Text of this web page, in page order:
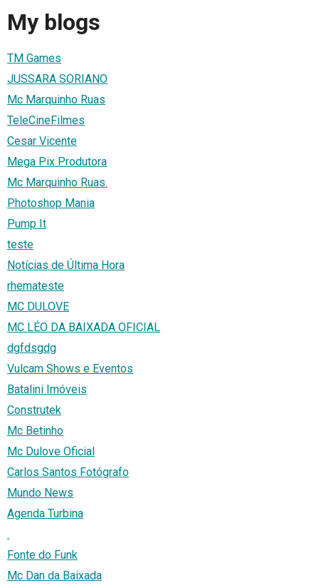
My blogs
TM Games
JUSSARA SORIANO
Mc Marquinho Ruas
TeleCineFilmes
Cesar Vicente
Mega Pix Produtora
Mc Marquinho Ruas.
Photoshop Mania
Pump It
teste
Notícias de Última Hora
rhemateste
MC DULOVE
MC LÉO DA BAIXADA OFICIAL
dgfdsgdg
Vulcam Shows e Eventos
Batalini Imóveis
Construtek
Mc Betinho
Mc Dulove Oficial
Carlos Santos Fotógrafo
Mundo News
Agenda Turbina
.
Fonte do Funk
Mc Dan da Baixada